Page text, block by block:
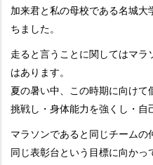
加来君と私の母校である名城
ちました。
走ると言うことに関してはマ
はあります。
夏の暑い中、この時期に向けて
挑戦し・身体能力を強くし・自
マラソンであると同じチームの
同じ表彰台という目標に向かっ